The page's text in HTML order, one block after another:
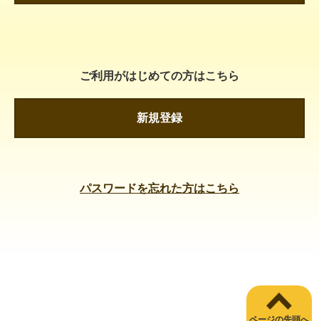
ご利用がはじめての方はこちら
新規登録
パスワードを忘れた方はこちら